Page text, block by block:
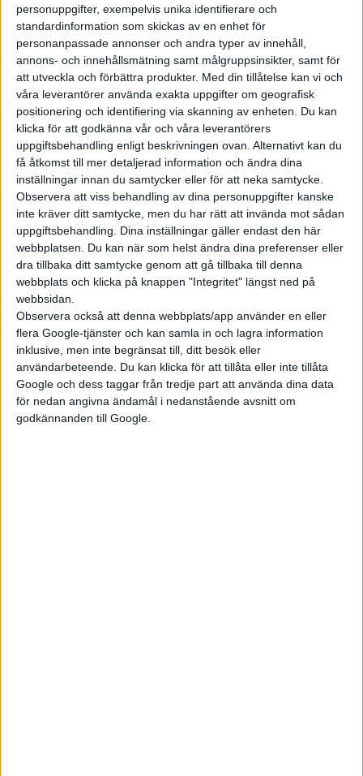
personuppgifter, exempelvis unika identifierare och
standardinformation som skickas av en enhet för
personanpassade annonser och andra typer av innehåll,
annons- och innehållsmätning samt målgruppsinsikter, samt för
att utveckla och förbättra produkter. Med din tillåtelse kan vi och
våra leverantörer använda exakta uppgifter om geografisk
positionering och identifiering via skanning av enheten. Du kan
klicka för att godkänna vår och våra leverantörers
uppgiftsbehandling enligt beskrivningen ovan. Alternativt kan du
få åtkomst till mer detaljerad information och ändra dina
inställningar innan du samtycker eller för att neka samtycke.
Observera att viss behandling av dina personuppgifter kanske
inte kräver ditt samtycke, men du har rätt att invända mot sådan
uppgiftsbehandling. Dina inställningar gäller endast den här
webbplatsen. Du kan när som helst ändra dina preferenser eller
dra tillbaka ditt samtycke genom att gå tillbaka till denna
webbplats och klicka på knappen "Integritet" längst ned på
webbsidan.
Observera också att denna webbplats/app använder en eller
flera Google-tjänster och kan samla in och lagra information
inklusive, men inte begränsat till, ditt besök eller
användarbeteende. Du kan klicka för att tillåta eller inte tillåta
Google och dess taggar från tredje part att använda dina data
för nedan angivna ändamål i nedanstående avsnitt om
godkännanden till Google.
I den får vi se Ioniq 5 köra upp i Las Vegas med en körskollärare i
passagerarstolen. Bilen klarar att hålla rätt hastighet, hålla
sig i filen när det är dags att svänga och när hantera hinder på
vägen. Allt med godkänt resultat. Om Hyundais och Motionals
robotaxi även skulle klara teorin är däremot oklart.
Den självkörande Ioniq 5 byggs i en ny anläggning i Singapore
där det ska finnas kapacitet för att tillverka 30.000 bilar om
året.